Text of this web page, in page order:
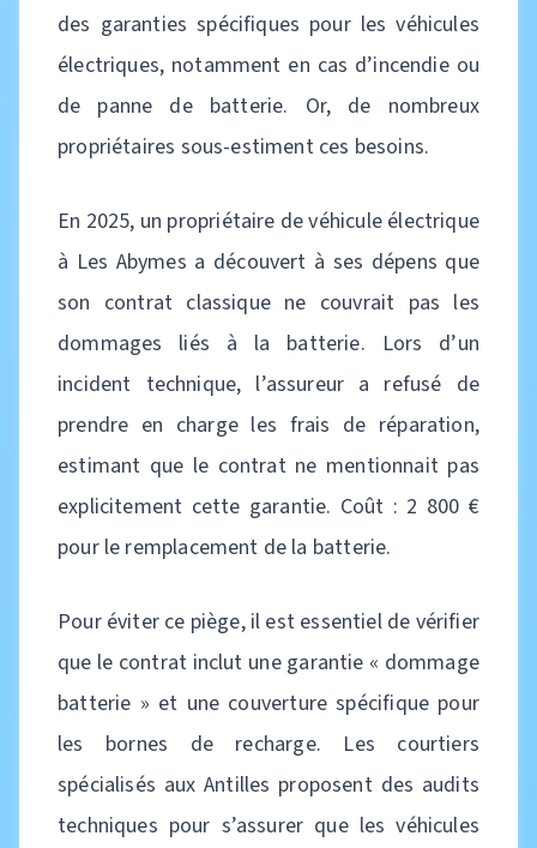
des garanties spécifiques pour les véhicules
électriques, notamment en cas d’incendie ou
de panne de batterie. Or, de nombreux
propriétaires sous-estiment ces besoins.
En 2025, un propriétaire de véhicule électrique
à Les Abymes a découvert à ses dépens que
son contrat classique ne couvrait pas les
dommages liés à la batterie. Lors d’un
incident technique, l’assureur a refusé de
prendre en charge les frais de réparation,
estimant que le contrat ne mentionnait pas
explicitement cette garantie. Coût : 2 800 €
pour le remplacement de la batterie.
Pour éviter ce piège, il est essentiel de vérifier
que le contrat inclut une garantie « dommage
batterie » et une couverture spécifique pour
les bornes de recharge. Les courtiers
spécialisés aux Antilles proposent des audits
techniques pour s’assurer que les véhicules